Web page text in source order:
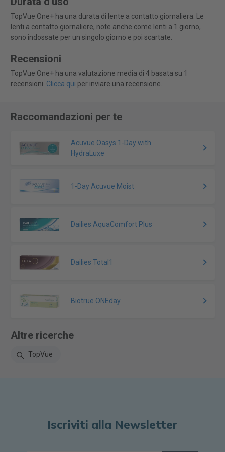
TopVue One+ ha una durata di lente a contatto giornaliera. Le
lenti a contatto giornaliere, note anche come lenti a 1 giorno,
sono indossate per un singolo giorno e poi scartate.
Recensioni
TopVue One+ ha una valutazione media di 4 basata su 1
recensioni. Clicca qui per inviare una recensione.
Raccomandazioni per te
Acuvue Oasys 1-Day with
HydraLuxe
1-Day Acuvue Moist
Dailies AquaComfort Plus
Dailies Total1
Biotrue ONEday
Altre ricerche
TopVue
Iscriviti alla Newsletter